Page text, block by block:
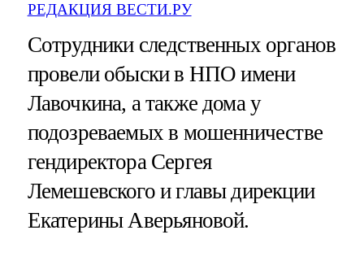
РЕДАКЦИЯ ВЕСТИ.РУ
Сотрудники следственных органов
провели обыски в НПО имени
Лавочкина, а также дома у
подозреваемых в мошенничестве
гендиректора Сергея
Лемешевского и главы дирекции
Екатерины Аверьяновой.